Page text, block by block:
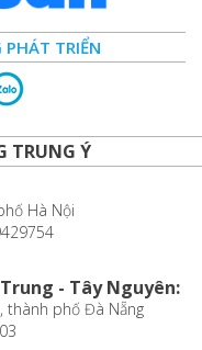
TRIỂN
TRUNG Ý
Hà Nội
- Tây Nguyên:
thành phố Đà Nẵng